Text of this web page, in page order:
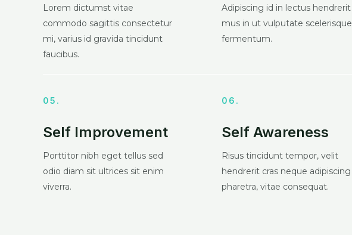
Lorem dictumst vitae
commodo sagittis consectetur
mi, varius id gravida tincidunt
faucibus.
Adipiscing id in lectus hendrerit
mus in ut vulputate scelerisque
fermentum.
05.
Self Improvement
Porttitor nibh eget tellus sed
odio diam sit ultrices sit enim
viverra.
06.
Self Awareness
Risus tincidunt tempor, velit
hendrerit cras neque adipiscing
pharetra, vitae consequat.